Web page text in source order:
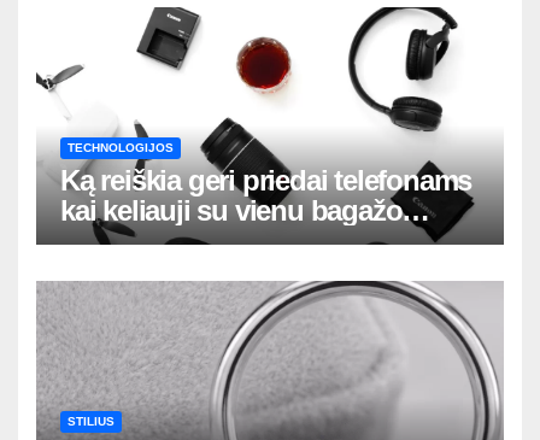
TECHNOLOGIJOS
Ką reiškia geri priedai telefonams
kai keliauji su vienu bagažo
krepšiu
STILIUS